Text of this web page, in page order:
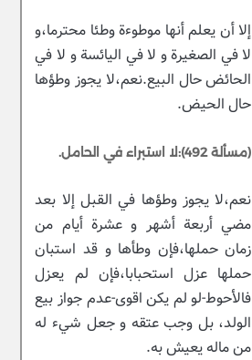
إلا أن يعلم أنها موطوءة وطئا محترما،و
لا في الصغيرة و لا في اليائسة و لا في
الحائض حال البيع.نعم،لا يجوز وطؤها
حال الحيض.
(مسألة 492):لا استبراء في الحامل.
نعم،لا يجوز وطؤها في القبل إلا بعد
مضي أربعة أشهر و عشرة أيام من
زمان حملها،فإن وطأها و قد استبان
حملها عزل استحبابا،فإن لم يعزل
فالأحوط-لو لم يكن اقوى-عدم جواز بيع
الولد، بل وجب عتقه و جعل شيء له
من ماله يعيش به.